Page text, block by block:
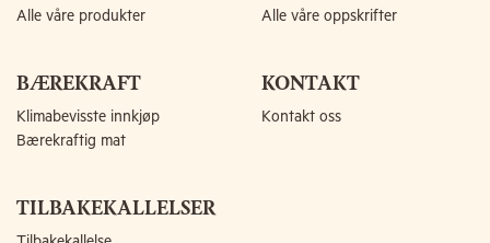
Alle våre produkter Alle våre oppskrifter
BÆREKRAFT
Klimabevisste innkjøp
Bærekraftig mat
KONTAKT
Kontakt oss
TILBAKEKALLELSER